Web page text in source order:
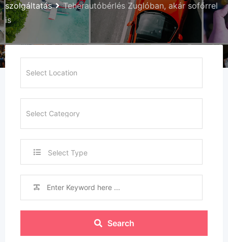
szolgáltatás
Teherautóbérlés Zuglóban, akár sofőrrel
is
Select Type
Search